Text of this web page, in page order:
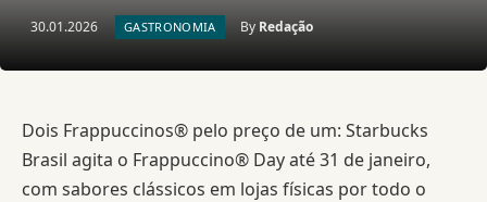
30.01.2026 GASTRONOMIA By Redação
Dois Frappuccinos® pelo preço de um: Starbucks
Brasil agita o Frappuccino® Day até 31 de janeiro,
com sabores clássicos em lojas físicas por todo o